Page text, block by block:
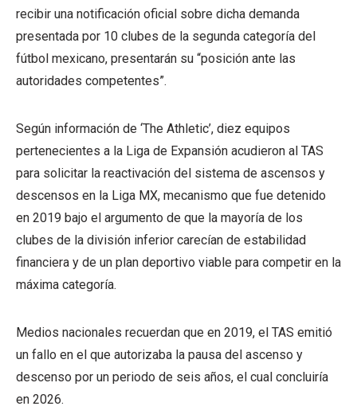
recibir una notificación oficial sobre dicha demanda
presentada por 10 clubes de la segunda categoría del
fútbol mexicano, presentarán su “posición ante las
autoridades competentes”.
Según información de ‘The Athletic’, diez equipos
pertenecientes a la Liga de Expansión acudieron al TAS
para solicitar la reactivación del sistema de ascensos y
descensos en la Liga MX, mecanismo que fue detenido
en 2019 bajo el argumento de que la mayoría de los
clubes de la división inferior carecían de estabilidad
financiera y de un plan deportivo viable para competir en la
máxima categoría.
Medios nacionales recuerdan que en 2019, el TAS emitió
un fallo en el que autorizaba la pausa del ascenso y
descenso por un periodo de seis años, el cual concluiría
en 2026.